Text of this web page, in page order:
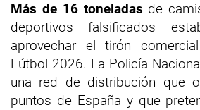
Más de 16 toneladas de
deportivos falsificados
aprovechar el tirón
Fútbol 2026. La Policía
una red de distribución que
puntos de España y que